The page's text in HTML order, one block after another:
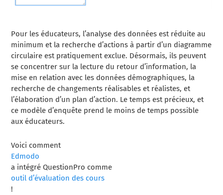
Pour les éducateurs, l’analyse des données est réduite au
minimum et la recherche d’actions à partir d’un diagramme
circulaire est pratiquement exclue. Désormais, ils peuvent
se concentrer sur la lecture du retour d’information, la
mise en relation avec les données démographiques, la
recherche de changements réalisables et réalistes, et
l’élaboration d’un plan d’action. Le temps est précieux, et
ce modèle d’enquête prend le moins de temps possible
aux éducateurs.
Voici comment
Edmodo
a intégré QuestionPro comme
outil d’évaluation des cours
!